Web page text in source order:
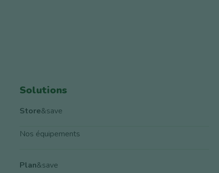
Solutions
Store&save
Nos équipements
Plan&save